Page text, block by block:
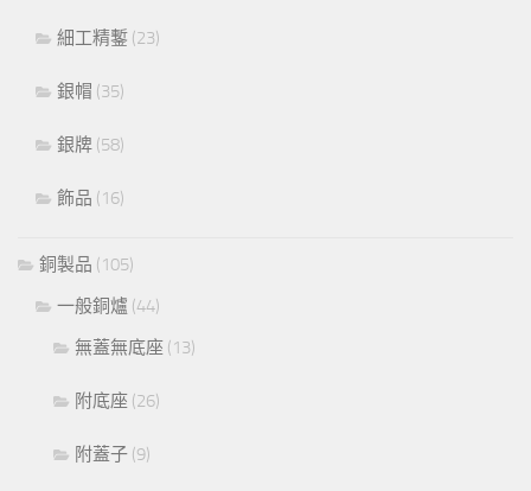
細工精鏨 (23)
銀帽 (35)
銀牌 (58)
飾品 (16)
銅製品 (105)
一般銅爐 (44)
無蓋無底座 (13)
附底座 (26)
附蓋子 (9)